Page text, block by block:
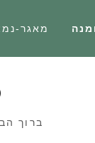
מאגר-
ברוך